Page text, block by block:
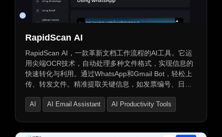
RapidScan AI
RapidScan AI，一款革新文档工作流程的AI工具。它运
用尖端OCR技术，自动处理多种文件格式，实现信息的
快速转化与利用。通过WhatsApp和Gmail Bot，轻松上
传、转发文件。精准提取关键信息，如发票编号、日期
操作与实时数据访问。全天候技术支持，确保无忧使
AI AI Email Assistant AI Productivity Tools